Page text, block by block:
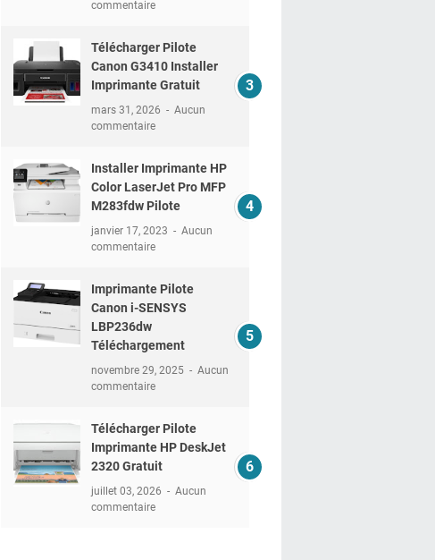
commentaire
Télécharger Pilote
Canon G3410 Installer
Imprimante Gratuit
mars 31, 2026
Aucun
commentaire
Installer Imprimante HP
Color LaserJet Pro MFP
M283fdw Pilote
janvier 17, 2023
Aucun
commentaire
Imprimante Pilote
Canon i-SENSYS
LBP236dw
Téléchargement
novembre 29, 2025
Aucun
commentaire
Télécharger Pilote
Imprimante HP DeskJet
2320 Gratuit
juillet 03, 2026
Aucun
commentaire